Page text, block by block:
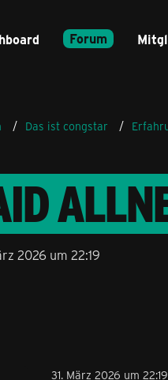
Forum
Das ist congstar
2026 um 22:19
31. März 2026 um 22:19